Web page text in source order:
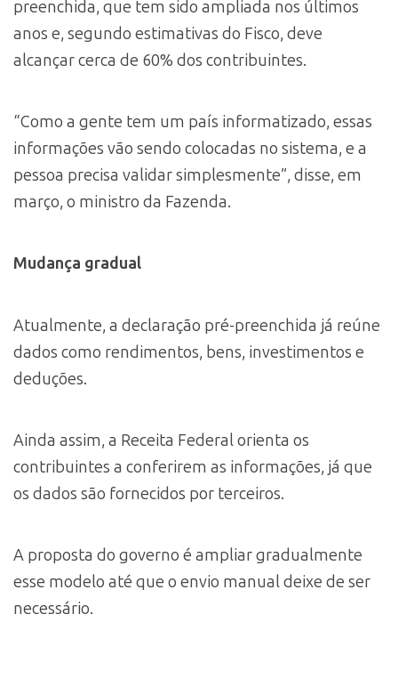
preenchida, que tem sido ampliada nos últimos
anos e, segundo estimativas do Fisco, deve
alcançar cerca de 60% dos contribuintes.
“Como a gente tem um país informatizado, essas
informações vão sendo colocadas no sistema, e a
pessoa precisa validar simplesmente”, disse, em
março, o ministro da Fazenda.
Mudança gradual
Atualmente, a declaração pré-preenchida já reúne
dados como rendimentos, bens, investimentos e
deduções.
Ainda assim, a Receita Federal orienta os
contribuintes a conferirem as informações, já que
os dados são fornecidos por terceiros.
A proposta do governo é ampliar gradualmente
esse modelo até que o envio manual deixe de ser
necessário.